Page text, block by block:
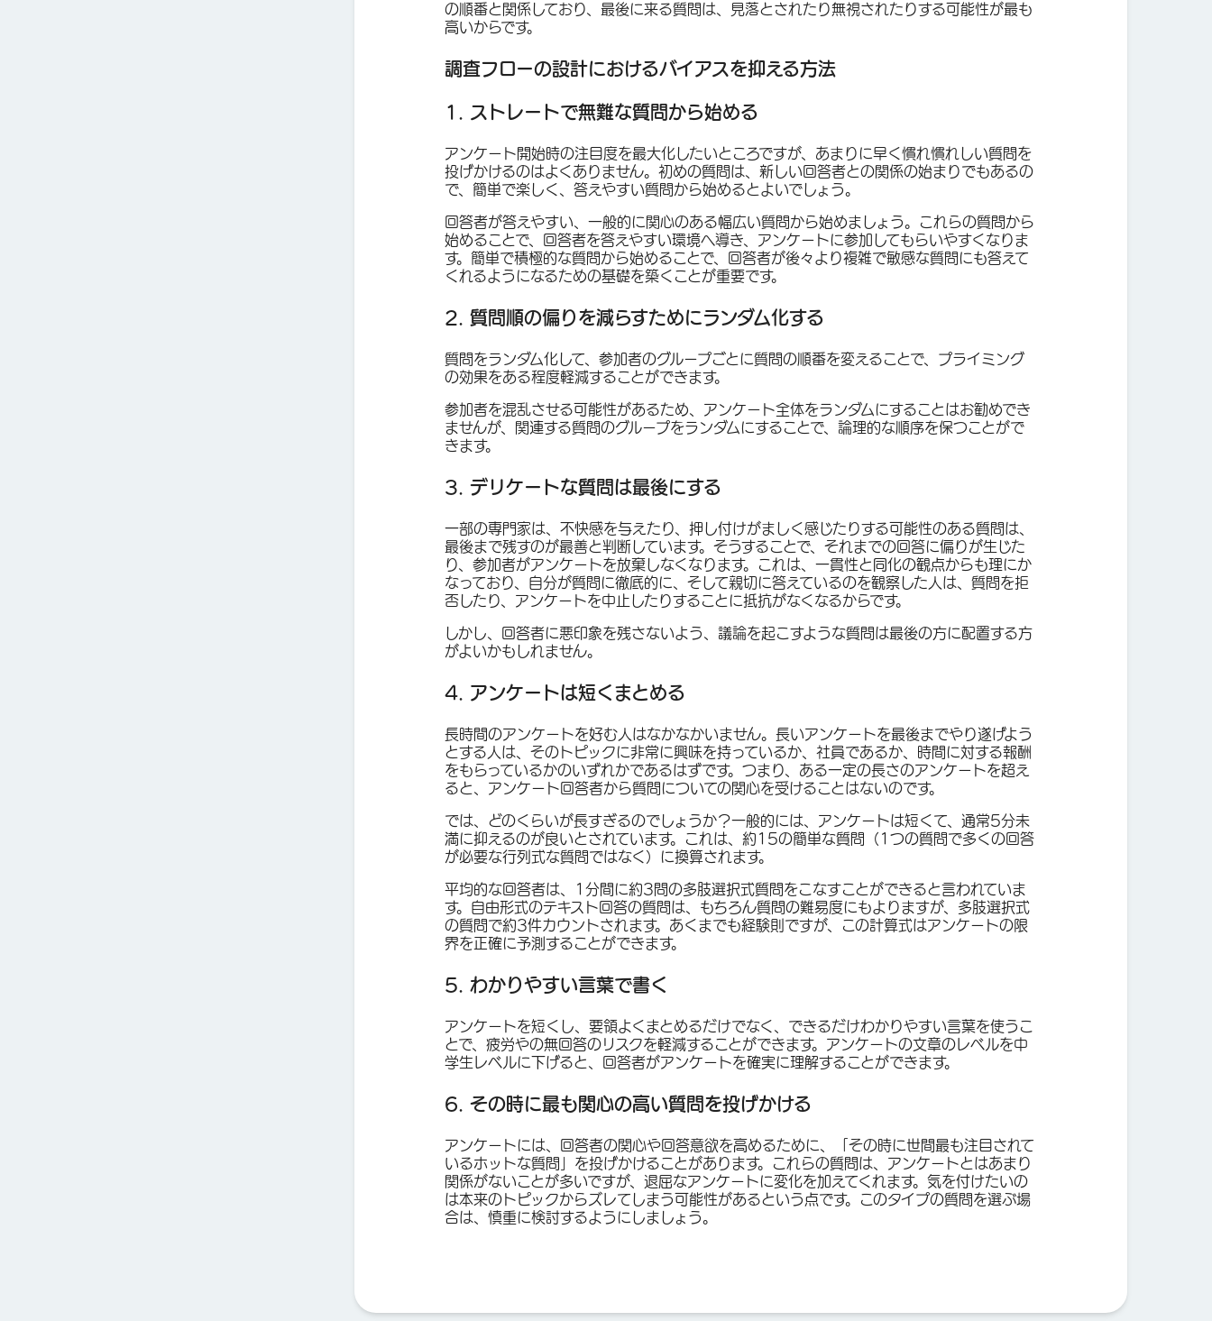
の順番と関係しており、最後に来る質問は、見落とされたり無視されたりする可能性が最も
高いからです。
調査フローの設計におけるバイアスを抑える方法
1. ストレートで無難な質問から始める
アンケート開始時の注目度を最大化したいところですが、あまりに早く慣れ慣れしい質問を
投げかけるのはよくありません。初めの質問は、新しい回答者との関係の始まりでもあるの
で、簡単で楽しく、答えやすい質問から始めるとよいでしょう。
回答者が答えやすい、一般的に関心のある幅広い質問から始めましょう。これらの質問から
始めることで、回答者を答えやすい環境へ導き、アンケートに参加してもらいやすくなりま
す。簡単で積極的な質問から始めることで、回答者が後々より複雑で敏感な質問にも答えて
くれるようになるための基礎を築くことが重要です。
2. 質問順の偏りを減らすためにランダム化する
質問をランダム化して、参加者のグループごとに質問の順番を変えることで、プライミング
の効果をある程度軽減することができます。
参加者を混乱させる可能性があるため、アンケート全体をランダムにすることはお勧めでき
ませんが、関連する質問のグループをランダムにすることで、論理的な順序を保つことがで
きます。
3. デリケートな質問は最後にする
一部の専門家は、不快感を与えたり、押し付けがましく感じたりする可能性のある質問は、
最後まで残すのが最善と判断しています。そうすることで、それまでの回答に偏りが生じた
り、参加者がアンケートを放棄しなくなります。これは、一貫性と同化の観点からも理にか
なっており、自分が質問に徹底的に、そして親切に答えているのを観察した人は、質問を拒
否したり、アンケートを中止したりすることに抵抗がなくなるからです。
しかし、回答者に悪印象を残さないよう、議論を起こすような質問は最後の方に配置する方
がよいかもしれません。
4. アンケートは短くまとめる
長時間のアンケートを好む人はなかなかいません。長いアンケートを最後までやり遂げよう
とする人は、そのトピックに非常に興味を持っているか、社員であるか、時間に対する報酬
をもらっているかのいずれかであるはずです。つまり、ある一定の長さのアンケートを超え
ると、アンケート回答者から質問についての関心を受けることはないのです。
では、どのくらいが長すぎるのでしょうか？一般的には、アンケートは短くて、通常5分未
満に抑えるのが良いとされています。これは、約15の簡単な質問（1つの質問で多くの回答
が必要な行列式な質問ではなく）に換算されます。
平均的な回答者は、1分間に約3問の多肢選択式質問をこなすことができると言われていま
す。自由形式のテキスト回答の質問は、もちろん質問の難易度にもよりますが、多肢選択式
の質問で約3件カウントされます。あくまでも経験則ですが、この計算式はアンケートの限
界を正確に予測することができます。
5. わかりやすい言葉で書く
アンケートを短くし、要領よくまとめるだけでなく、できるだけわかりやすい言葉を使うこ
とで、疲労やの無回答のリスクを軽減することができます。アンケートの文章のレベルを中
学生レベルに下げると、回答者がアンケートを確実に理解することができます。
6. その時に最も関心の高い質問を投げかける
アンケートには、回答者の関心や回答意欲を高めるために、「その時に世間最も注目されて
いるホットな質問」を投げかけることがあります。これらの質問は、アンケートとはあまり
関係がないことが多いですが、退屈なアンケートに変化を加えてくれます。気を付けたいの
は本来のトピックからズレてしまう可能性があるという点です。このタイプの質問を選ぶ場
合は、慎重に検討するようにしましょう。